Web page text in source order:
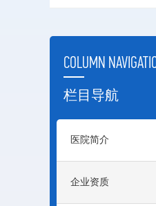
COLUMN
栏目导航
医院简介
企业资质